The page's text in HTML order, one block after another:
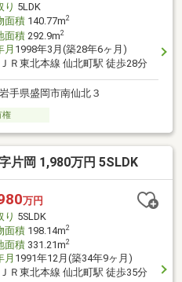
り 5LDK
面積140.77m2
面積292.9m2
月 1998年3月(築28年6ヶ月)
ＪＲ東北本線 仙北町駅 徒歩28分
岩手県盛岡市南仙北３
権
片岡 1,980万円 5SLDK
万円
り 5SLDK
面積198.14m2
面積331.21m2
月 1991年12月(築34年9ヶ月)
ＪＲ東北本線 仙北町駅 徒歩35分